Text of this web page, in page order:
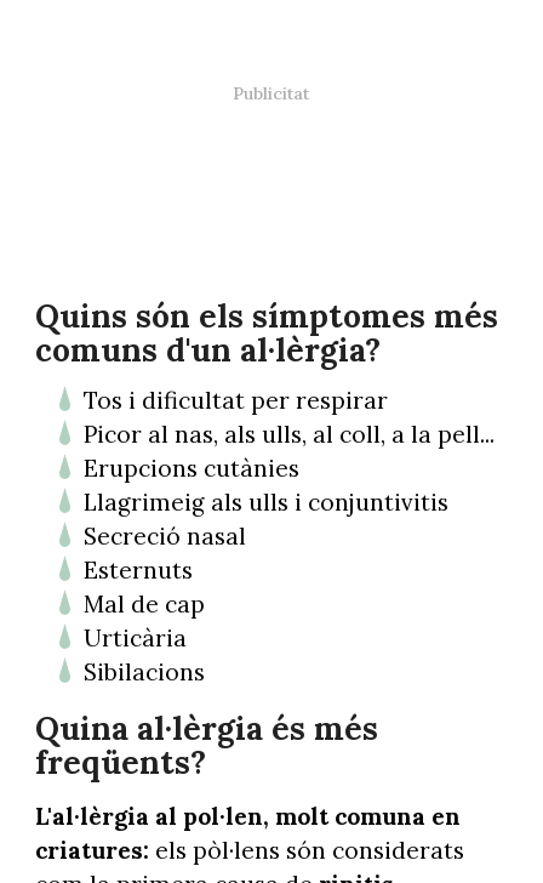
Quins són els símptomes més
comuns d'un al·lèrgia?
Tos i dificultat per respirar
Picor al nas, als ulls, al coll, a la pell...
Erupcions cutànies
Llagrimeig als ulls i conjuntivitis
Secreció nasal
Esternuts
Mal de cap
Urticària
Sibilacions
Quina al·lèrgia és més
freqüents?
L'al·lèrgia al pol·len, molt comuna en
criatures: els pòl·lens són considerats